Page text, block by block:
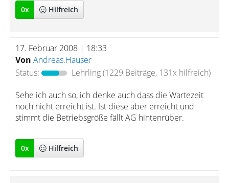
0x Hilfreich
17. Februar 2008 | 18:33
Von Andreas.Hauser
Status:
Lehrling(1229 Beiträge, 131x hilfreich)
Sehe ich auch so, ich denke auch dass die Wartezeit
noch nicht erreicht ist. Ist diese aber erreicht und
stimmt die Betriebsgröße fällt AG hintenrüber.
0x Hilfreich